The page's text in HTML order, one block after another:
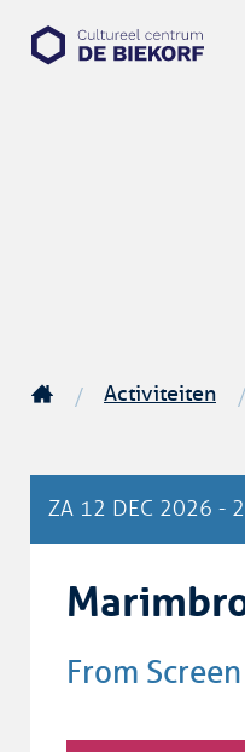
CC
Activiteiten
ZA 12 DEC 2026 -
From